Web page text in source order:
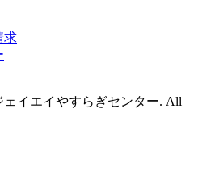
求
ェイエイやすらぎセンター. All